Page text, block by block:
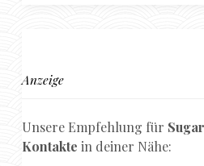
Anzeige
Unsere Empfehlung für
Kontakte in deiner Nähe: